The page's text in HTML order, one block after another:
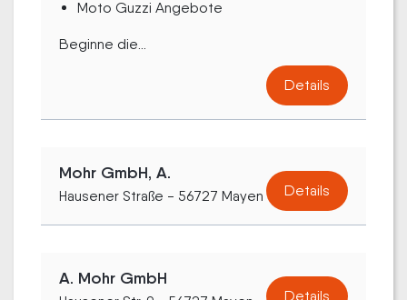
Moto Guzzi Angebote
Beginne die...
Details
Mohr GmbH, A.
Hausener Straße - 56727 Mayen Details
A. Mohr GmbH
Details